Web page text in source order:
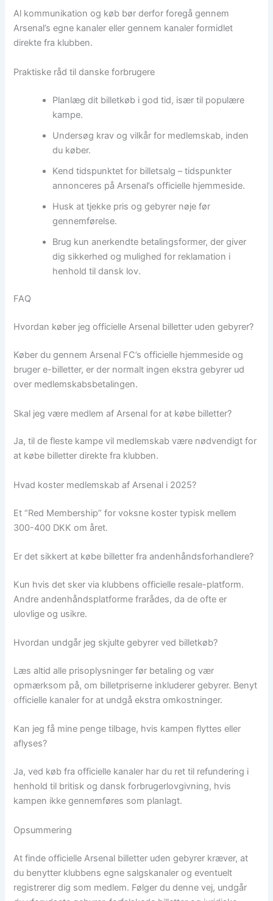
Al kommunikation og køb bør derfor foregå gennem
Arsenal’s egne kanaler eller gennem kanaler formidlet
direkte fra klubben.
Praktiske råd til danske forbrugere
Planlæg dit billetkøb i god tid, især til populære
kampe.
Undersøg krav og vilkår for medlemskab, inden
du køber.
Kend tidspunktet for billetsalg – tidspunkter
annonceres på Arsenal’s officielle hjemmeside.
Husk at tjekke pris og gebyrer nøje før
gennemførelse.
Brug kun anerkendte betalingsformer, der giver
dig sikkerhed og mulighed for reklamation i
henhold til dansk lov.
FAQ
Hvordan køber jeg officielle Arsenal billetter uden gebyrer?
Køber du gennem Arsenal FC’s officielle hjemmeside og
bruger e-billetter, er der normalt ingen ekstra gebyrer ud
over medlemskabsbetalingen.
Skal jeg være medlem af Arsenal for at købe billetter?
Ja, til de fleste kampe vil medlemskab være nødvendigt for
at købe billetter direkte fra klubben.
Hvad koster medlemskab af Arsenal i 2025?
Et “Red Membership” for voksne koster typisk mellem
300-400 DKK om året.
Er det sikkert at købe billetter fra andenhåndsforhandlere?
Kun hvis det sker via klubbens officielle resale-platform.
Andre andenhåndsplatforme frarådes, da de ofte er
ulovlige og usikre.
Hvordan undgår jeg skjulte gebyrer ved billetkøb?
Læs altid alle prisoplysninger før betaling og vær
opmærksom på, om billetpriserne inkluderer gebyrer. Benyt
officielle kanaler for at undgå ekstra omkostninger.
Kan jeg få mine penge tilbage, hvis kampen flyttes eller
aflyses?
Ja, ved køb fra officielle kanaler har du ret til refundering i
henhold til britisk og dansk forbrugerlovgivning, hvis
kampen ikke gennemføres som planlagt.
Opsummering
At finde officielle Arsenal billetter uden gebyrer kræver, at
du benytter klubbens egne salgskanaler og eventuelt
registrerer dig som medlem. Følger du denne vej, undgår